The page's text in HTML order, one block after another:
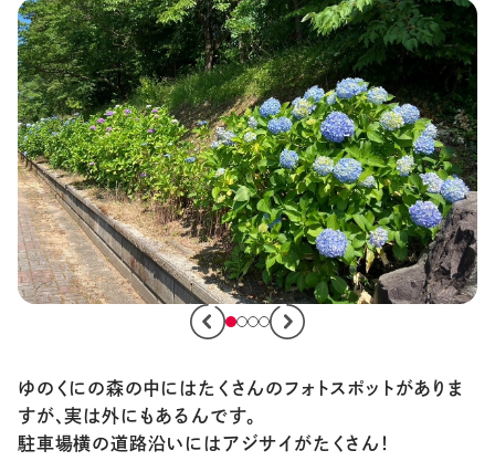
ゆのくにの森の中にはたくさんのフォトスポットがありま
すが、実は外にもあるんです。
駐車場横の道路沿いにはアジサイがたくさん！